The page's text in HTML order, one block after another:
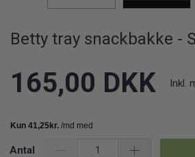
Betty tray snackbakke -
165,00 DKK Inkl.
Antal